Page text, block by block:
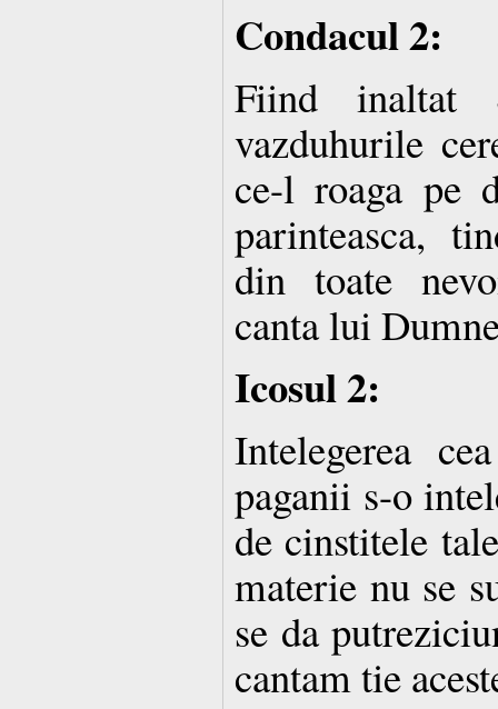
Condacul 2:
Fiind inaltat
vazduhurile
ce-l roaga pe
parinteasca,
din toate
canta lui
Icosul 2:
Intelegerea
paganii s-o
de cinstitele
materie nu se
se da
cantam tie